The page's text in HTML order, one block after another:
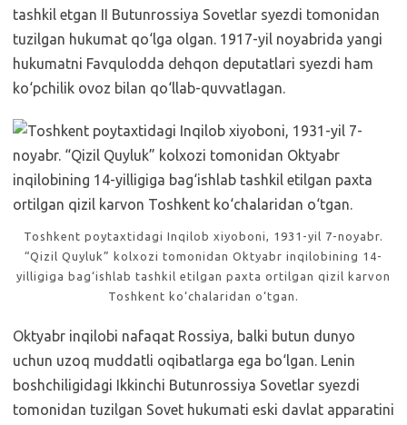
tashkil etgan II Butunrossiya Sovetlar syezdi tomonidan
tuzilgan hukumat qo‘lga olgan. 1917-yil noyabrida yangi
hukumatni Favqulodda dehqon deputatlari syezdi ham
ko‘pchilik ovoz bilan qo‘llab-quvvatlagan.
Toshkent poytaxtidagi Inqilob xiyoboni, 1931-yil 7-noyabr.
“Qizil Quyluk” kolxozi tomonidan Oktyabr inqilobining 14-
yilligiga bag‘ishlab tashkil etilgan paxta ortilgan qizil karvon
Toshkent ko‘chalaridan o‘tgan.
Oktyabr inqilobi nafaqat Rossiya, balki butun dunyo
uchun uzoq muddatli oqibatlarga ega bo‘lgan. Lenin
boshchiligidagi Ikkinchi Butunrossiya Sovetlar syezdi
tomonidan tuzilgan Sovet hukumati eski davlat apparatini